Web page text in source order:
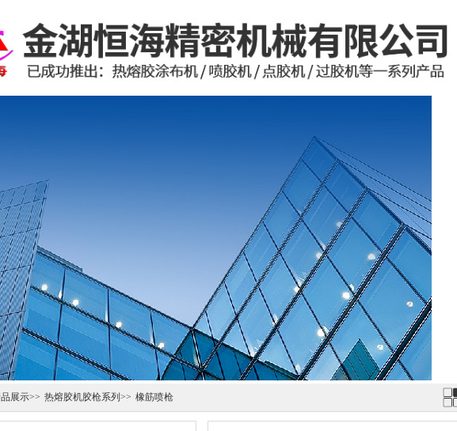
展示>> 热熔胶机胶枪系列 >> 橡筋喷枪